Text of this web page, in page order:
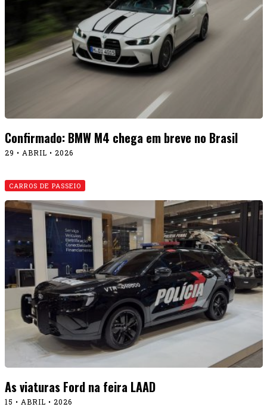
Confirmado: BMW M4 chega em breve no Brasil
29 • ABRIL • 2026
CARROS DE PASSEIO
As viaturas Ford na feira LAAD
15 • ABRIL • 2026